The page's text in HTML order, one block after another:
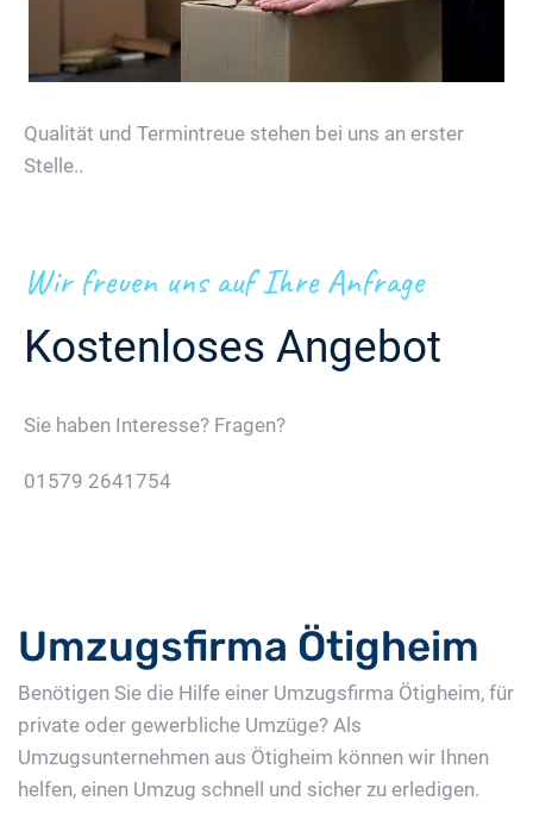
Qualität und Termintreue stehen bei uns an erster
Stelle..
Wir freuen uns auf Ihre Anfrage
Kostenloses Angebot
Sie haben Interesse? Fragen?
01579 2641754
Umzugsfirma Ötigheim
Benötigen Sie die Hilfe einer Umzugsfirma Ötigheim, für
private oder gewerbliche Umzüge? Als
Umzugsunternehmen aus Ötigheim können wir Ihnen
helfen, einen Umzug schnell und sicher zu erledigen.